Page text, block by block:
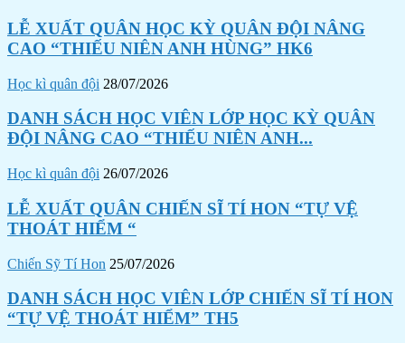
LỄ XUẤT QUÂN HỌC KỲ QUÂN ĐỘI NÂNG
CAO “THIẾU NIÊN ANH HÙNG” HK6
Học kì quân đội 28/07/2026
DANH SÁCH HỌC VIÊN LỚP HỌC KỲ QUÂN
ĐỘI NÂNG CAO “THIẾU NIÊN ANH...
Học kì quân đội 26/07/2026
LỄ XUẤT QUÂN CHIẾN SĨ TÍ HON “TỰ VỆ
THOÁT HIỂM “
Chiến Sỹ Tí Hon 25/07/2026
DANH SÁCH HỌC VIÊN LỚP CHIẾN SĨ TÍ HON
“TỰ VỆ THOÁT HIỂM” TH5